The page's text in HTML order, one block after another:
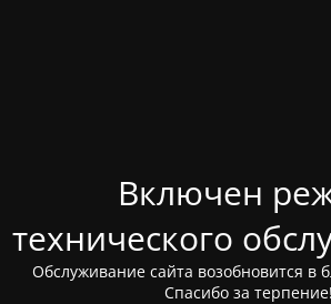
Включен
технического
Обслуживание сайта возобновится в
Спасибо за терпение!